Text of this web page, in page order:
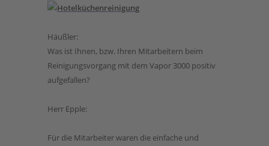
Häußler:
Was ist Ihnen, bzw. Ihren Mitarbeitern beim
Reinigungsvorgang mit dem Vapor 3000 positiv
aufgefallen?
Herr Epple:
Für die Mitarbeiter waren die einfache und